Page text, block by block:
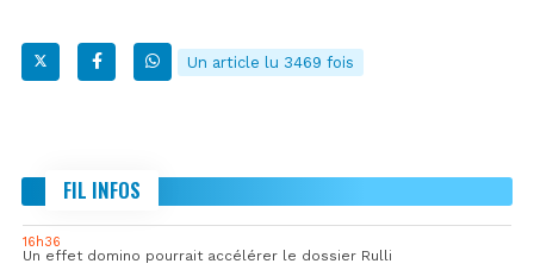
Un article lu 3469 fois
FIL INFOS
16h36
Un effet domino pourrait accélérer le dossier Rulli